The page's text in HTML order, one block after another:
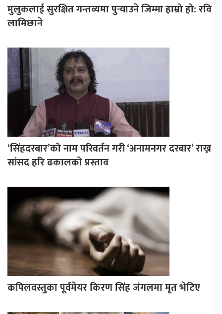
मुलुकलाई सुरक्षित गन्तव्यमा पुर्‍याउने जिम्मा हाम्रो हो: रवि
लामिछाने
‘सिंहदरबार’को नाम परिवर्तन गरी ‘अनामनगर दरबार’ राख्न
सांसद हरि ढकालको प्रस्ताव
कपिलवस्तुका पूर्वमेयर किरण सिंह जंगलमा मृत भेटिए